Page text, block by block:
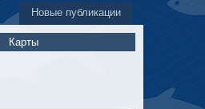
Новые публикации
Карты